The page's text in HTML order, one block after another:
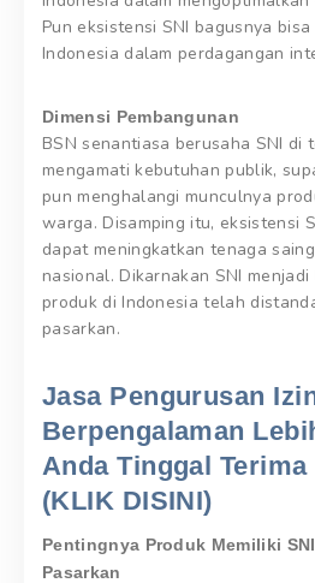
Pun eksistensi SNI bagusnya
Indonesia dalam perdagangan
Dimensi Pembangunan
BSN senantiasa berusaha SNI di
mengamati kebutuhan publik,
pun menghalangi munculnya
warga. Disamping itu, eksistensi
dapat meningkatkan tenaga
nasional. Dikarnakan SNI
produk di Indonesia telah
pasarkan.
Jasa Pengurusan
Berpengalaman
Anda Tinggal
(KLIK DISINI)
Pentingnya Produk Memiliki
Pasarkan